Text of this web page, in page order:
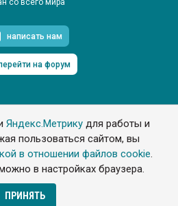
Яндекс.Метрику для работы и
пользоваться сайтом, вы
в отношении файлов cookie.
в настройках браузера.
ПРИНЯТЬ
написать нам
на форум
2006. Все права защищены
материалов сайта с обязательной
на www.e-plastic.ru
сайта